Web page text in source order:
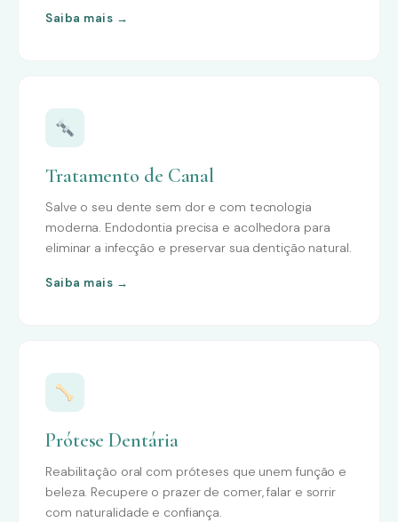
Saiba mais →
Tratamento de Canal
Salve o seu dente sem dor e com tecnologia
moderna. Endodontia precisa e acolhedora para
eliminar a infecção e preservar sua dentição natural.
Saiba mais →
Prótese Dentária
Reabilitação oral com próteses que unem função e
beleza. Recupere o prazer de comer, falar e sorrir
com naturalidade e confiança.